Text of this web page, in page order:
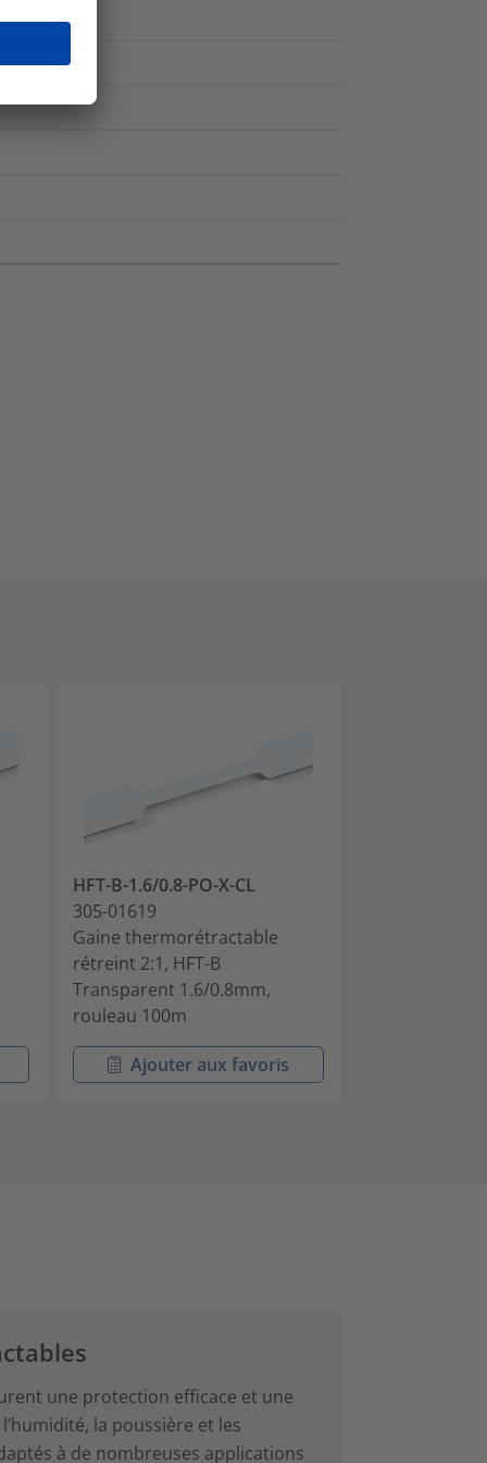
HFT-B-1.6/0.8-PO-X-CL
305-01619
Gaine thermorétractable
rétreint 2:1, HFT-B
Transparent 1.6/0.8mm,
rouleau 100m
Ajouter aux favoris
une protection efficace et une
la poussière et les
à de nombreuses applications